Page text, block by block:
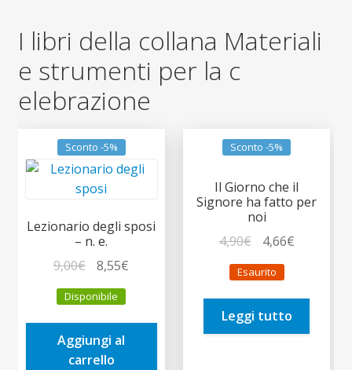
I libri della collana Materiali
e strumenti per la c
elebrazione
Sconto -5%
Lezionario degli sposi
– n. e.
9,00€
prezzo
originale
era:
9,00€.
8,55€
è:
Disponibile
Aggiungi al
carrello
Sconto -5%
Il Giorno che il
Signore ha fatto per
noi
4,90€
prezzo
originale
era:
4,90€.
4,66€Il
è:
Esaurito
Leggi tutto